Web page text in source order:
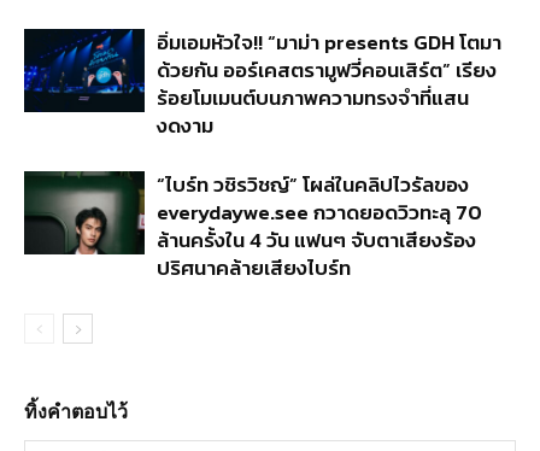
อิ่มเอมหัวใจ!! “มาม่า presents GDH โตมา
ด้วยกัน ออร์เคสตรามูฟวี่คอนเสิร์ต” เรียง
ร้อยโมเมนต์บนภาพความทรงจำที่แสน
งดงาม
“ไบร์ท วชิรวิชญ์” โผล่ในคลิปไวรัลของ
everydaywe.see กวาดยอดวิวทะลุ 70
ล้านครั้งใน 4 วัน แฟนๆ จับตาเสียงร้อง
ปริศนาคล้ายเสียงไบร์ท
ทิ้งคำตอบไว้